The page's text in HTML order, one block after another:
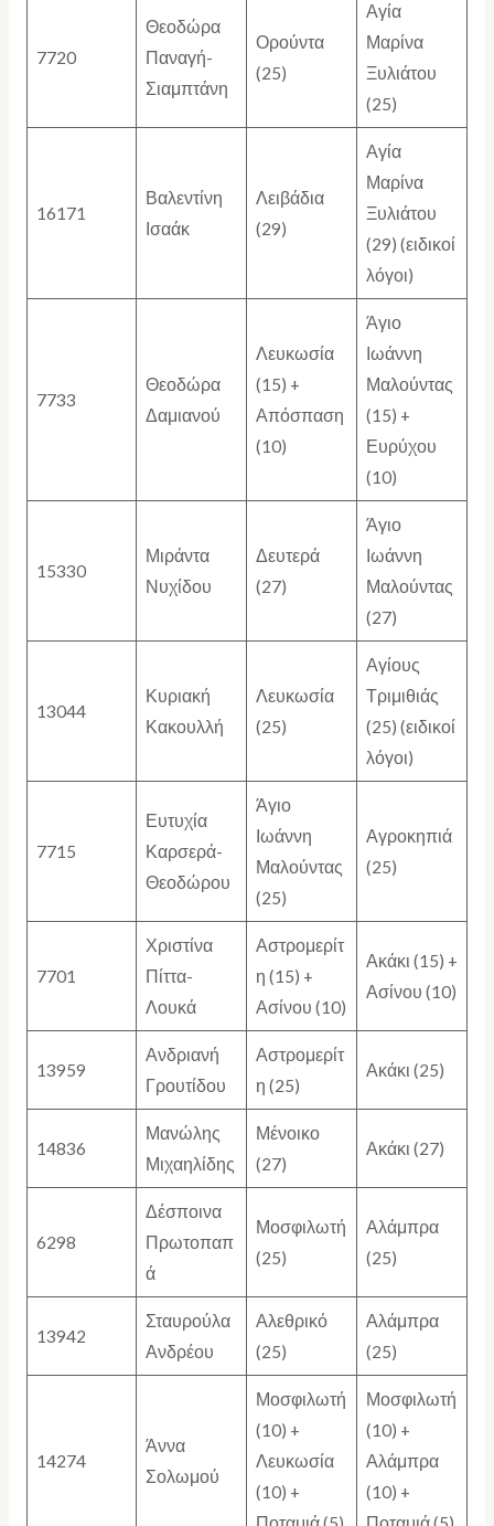
7720
Θεοδώρα
Παναγή-
Σιαμπτάνη
Ορούντα
(25)
Αγία
Μαρίνα
Ξυλιάτου
(25)
16171
Βαλεντίνη
Ισαάκ
Λειβάδια
(29)
Αγία
Μαρίνα
Ξυλιάτου
(29) (ειδικοί
λόγοι)
7733
Θεοδώρα
Δαμιανού
Λευκωσία
(15) +
Απόσπαση
(10)
Άγιο
Ιωάννη
Μαλούντας
(15) +
Ευρύχου
(10)
15330
Μιράντα
Νυχίδου
Δευτερά
(27)
Άγιο
Ιωάννη
Μαλούντας
(27)
13044
Κυριακή
Κακουλλή
Λευκωσία
(25)
Αγίους
Τριμιθιάς
(25) (ειδικοί
λόγοι)
7715
Ευτυχία
Καρσερά-
Θεοδώρου
Άγιο
Ιωάννη
Μαλούντας
(25)
Αγροκηπιά
(25)
7701
Χριστίνα
Πίττα-
Λουκά
Αστρομερίτ
η (15) +
Ασίνου (10)
Ακάκι (15) +
Ασίνου (10)
13959
Ανδριανή
Γρουτίδου
Αστρομερίτ
η (25)
Ακάκι (25)
14836
Μανώλης
Μιχαηλίδης
Μένοικο
(27)
Ακάκι (27)
6298
Δέσποινα
Πρωτοπαπ
ά
Μοσφιλωτή
(25)
Αλάμπρα
(25)
13942
Σταυρούλα
Ανδρέου
Αλεθρικό
(25)
Αλάμπρα
(25)
14274
Άννα
Σολωμού
Μοσφιλωτή
(10) +
Λευκωσία
(10) +
Μοσφιλωτή
(10) +
Αλάμπρα
(10) +